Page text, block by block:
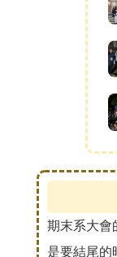
期末系大會
是要結尾的